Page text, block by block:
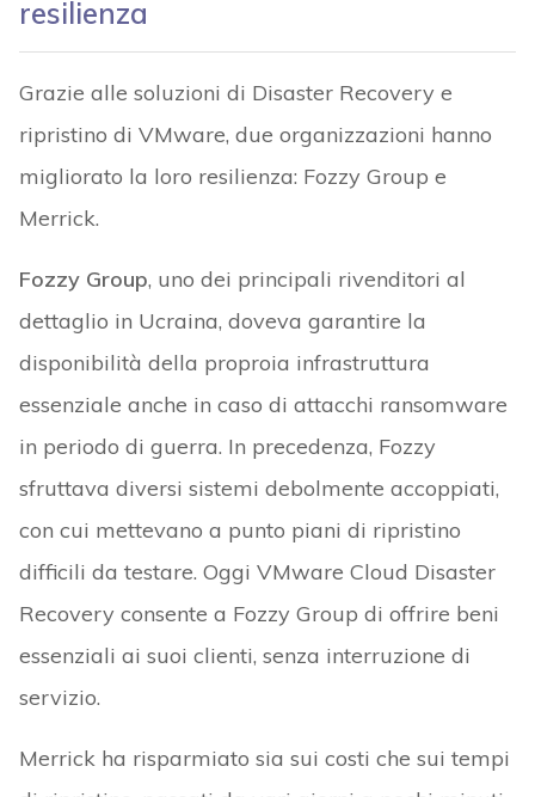
resilienza
Grazie alle soluzioni di Disaster Recovery e
ripristino di VMware, due organizzazioni hanno
migliorato la loro resilienza: Fozzy Group e
Merrick.
Fozzy Group, uno dei principali rivenditori al
dettaglio in Ucraina, doveva garantire la
disponibilità della proproia infrastruttura
essenziale anche in caso di attacchi ransomware
in periodo di guerra. In precedenza, Fozzy
sfruttava diversi sistemi debolmente accoppiati,
con cui mettevano a punto piani di ripristino
difficili da testare. Oggi VMware Cloud Disaster
Recovery consente a Fozzy Group di offrire beni
essenziali ai suoi clienti, senza interruzione di
servizio.
Merrick ha risparmiato sia sui costi che sui tempi